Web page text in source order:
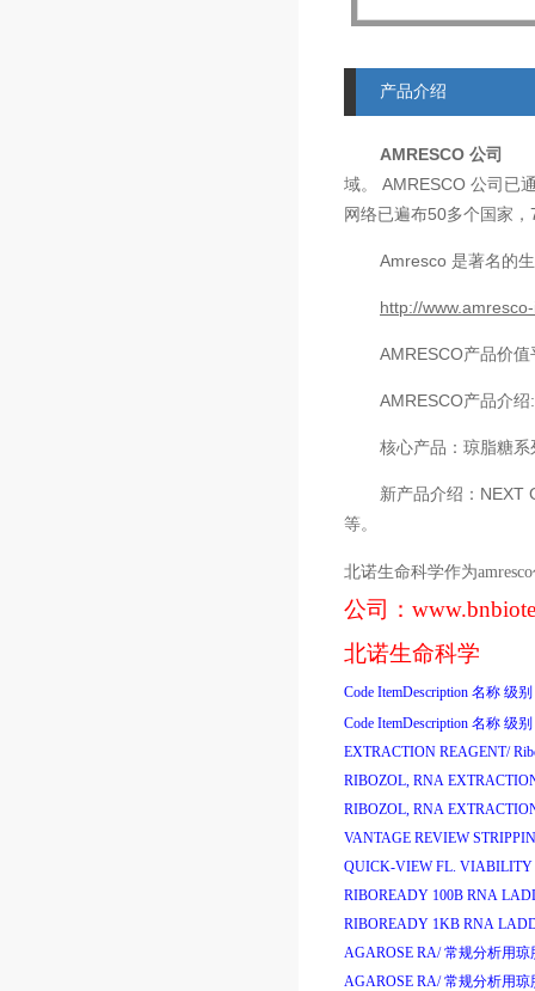
产品介绍
AMRESCO 公司
域。 AMRESCO 公司已
网络已遍布50多个国家，
Amresco 是著名的
http://
AMRESCO产品价
AMRESCO产品介绍
核心产品：琼脂糖
新产品介绍： NEXT
等。
北诺生命科学作为amresco
公司：
北诺生命科学
Code ItemDescription 名称 级别
Code ItemDescription 名称 级别
EXTRACTION REAGENT/
RIBOZOL, RNA
RIBOZOL, RNA
VANTAGE REVIEW
QUICK-VIEW FL. VIABILITY
RIBOREADY 100B RNA
RIBOREADY 1KB RNA
AGAROSE RA/ 常规分析用琼
AGAROSE RA/ 常规分析用琼